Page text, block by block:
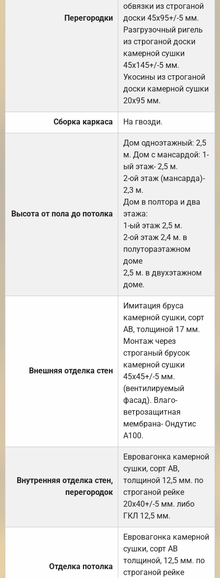
Перегородки
обвязки из строганой
доски 45х95+/-5 мм.
Разгрузочный ригель
из строганой доски
камерной сушки
45х145+/-5 мм.
Укосины из строганой
доски камерной сушки
20х95 мм.
Сборка каркаса На гвозди.
Высота от пола до потолка
Дом одноэтажный: 2,5
м. Дом с мансардой: 1-
ый этаж- 2,5 м.
2-ой этаж (мансарда)-
2,3 м.
Дом в полтора и два
этажа:
1-ый этаж 2,5 м.
2-ой этаж 2,4 м. в
полутораэтажном
доме
2,5 м. в двухэтажном
доме.
Внешняя отделка стен
Имитация бруса
камерной сушки, сорт
АВ, толщиной 17 мм.
Монтаж через
строганый брусок
камерной сушки
45х45+/-5 мм.
(вентилируемый
фасад). Влаго-
ветрозащитная
мембрана- Ондутис
А100.
Внутренняя отделка стен,
перегородок
Евровагонка камерной
сушки, сорт АВ,
толщиной 12,5 мм. по
строганой рейке
20х40+/-5 мм. либо
ГКЛ 12,5 мм.
Отделка потолка
Евровагонка камерной
сушки, сорт АВ
толщиной, 12,5 мм. по
строганой рейке